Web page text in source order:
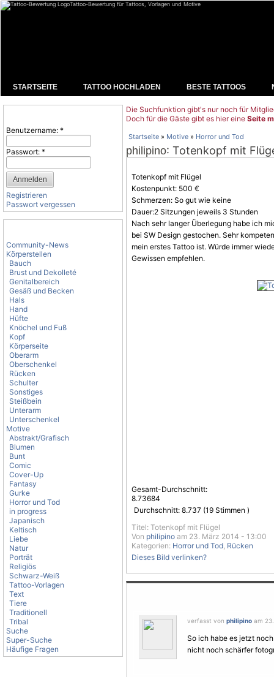
Tattoo-Bewertung für Tattoos, Vorlagen und Motive
STARTSEITE TATTOO HOCHLADEN BESTE TATTOOS
Benutzername: *
Passwort: *
Registrieren
Passwort vergessen
Community-News
Körperstellen
Bauch
Brust und Dekolleté
Genitalbereich
Gesäß und Becken
Hals
Hand
Hüfte
Knöchel und Fuß
Kopf
Körperseite
Oberarm
Oberschenkel
Rücken
Schulter
Sonstiges
Steißbein
Unterarm
Unterschenkel
Motive
Abstrakt/Grafisch
Blumen
Bunt
Comic
Cover-Up
Fantasy
Gurke
Horror und Tod
in progress
Japanisch
Keltisch
Liebe
Natur
Porträt
Religiös
Schwarz-Weiß
Tattoo-Vorlagen
Text
Tiere
Traditionell
Tribal
Suche
Super-Suche
Häufige Fragen
Die Suchfunktion gibt's nur noch für
Doch für die Gäste gibt es hier eine Seite
Startseite » Motive » Horror und Tod
philipino: Totenkopf mit
Totenkopf mit Flügel
Kostenpunkt: 500 €
Schmerzen: So gut wie keine
Dauer:2 Sitzungen jeweils 3 Stunden
Nach sehr langer Überlegung habe ich
bei SW Design gestochen. Sehr
mein erstes Tattoo ist. Würde immer
Gewissen empfehlen.
Gesamt-Durchschnitt:
8.73684
Durchschnitt: 8.737 (19 Stimmen )
Titel: Totenkopf mit Flügel
Von philipino am 23. März 2014 - 13:00
Kategorien: Horror und Tod, Rücken
Dieses Bild verlinken?
verfasst von philipino am
So ich habe es jetzt
nicht noch schärfer